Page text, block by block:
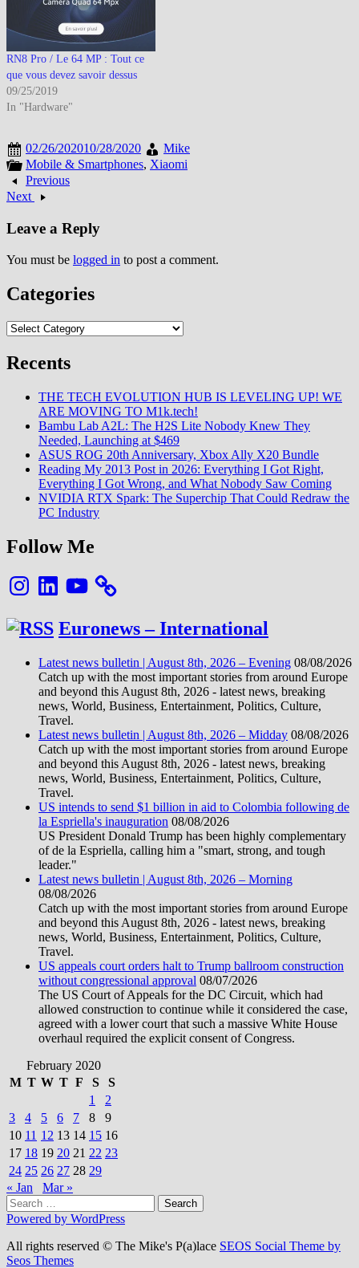
SOC HdG dont celui dédié…
RN8 Pro / Le 64 MP : Tout ce
que vous devez savoir dessus
09/25/2019
In "Hardware"
02/26/202010/28/2020
Mike
Mobile & Smartphones, Xiaomi
Previous
Next
Leave a Reply
You must be logged in to post a comment.
Categories
Categories
Recents
THE TECH EVOLUTION HUB IS LEVELING UP! WE
ARE MOVING TO M1k.tech!
Bambu Lab A2L: The H2S Lite Nobody Knew They
Needed, Launching at $469
ASUS ROG 20th Anniversary, Xbox Ally X20 Bundle
Reading My 2013 Post in 2026: Everything I Got Right,
Everything I Got Wrong, and What Nobody Saw Coming
NVIDIA RTX Spark: The Superchip That Could Redraw the
PC Industry
Follow Me
InstagramLinkedInYouTube
Euronews – International
Latest news bulletin | August 8th, 2026 – Evening 08/08/2026
Catch up with the most important stories from around Europe
and beyond this August 8th, 2026 - latest news, breaking
news, World, Business, Entertainment, Politics, Culture,
Travel.
Latest news bulletin | August 8th, 2026 – Midday 08/08/2026
Catch up with the most important stories from around Europe
and beyond this August 8th, 2026 - latest news, breaking
news, World, Business, Entertainment, Politics, Culture,
Travel.
US intends to send $1 billion in aid to Colombia following de
la Espriella's inauguration 08/08/2026
US President Donald Trump has been highly complementary
of de la Espriella, calling him a "smart, strong, and tough
leader."
Latest news bulletin | August 8th, 2026 – Morning
08/08/2026
Catch up with the most important stories from around Europe
and beyond this August 8th, 2026 - latest news, breaking
news, World, Business, Entertainment, Politics, Culture,
Travel.
US appeals court orders halt to Trump ballroom construction
without congressional approval 08/07/2026
The US Court of Appeals for the DC Circuit, which had
allowed construction to continue while it considered the case,
agreed with a lower court that such a massive White House
overhaul required the explicit consent of Congress.
February 2020
M T W T F S
S
1
2
3
4 5 6 7 8
9
10 11 12 13 14 15 16
17 18 19 20 21 22 23
24 25 26 27 28 29
« Jan
Mar »
Search
for:
Powered by WordPress
All rights reserved © The Mike's P(a)lace SEOS Social Theme by
Seos Themes